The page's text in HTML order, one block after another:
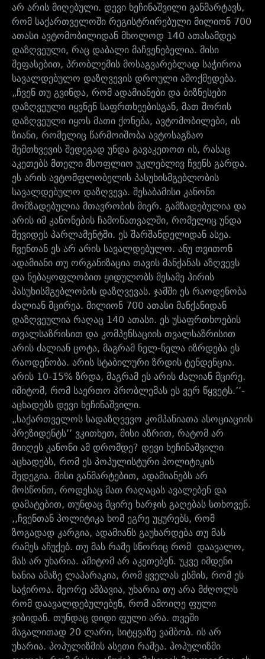
არ არის მიღებული. დევი ხეჩინაშვილი განმარტავს,
რომ საქართველოში რეგისტრირებული მილიონ 700
ათასი ავტომობილიდან მხოლოდ 140 ათასამდეა
დაზღვეული, რაც დაბალი მაჩვენებელია. მისი
შეფასებით, პრობლემის მოსაგვარებლად საჭიროა
სავალდებულო დაზღვევის დროული ამოქმედება.
„ჩვენ თუ გვინდა, რომ ადამიანები და ბიზნესები
დაზღვეული იყვნენ საფრთხეებისგან, მათ შორის
დაზღვეული იყოს მათი ქონება, ავტომობილები, ის
ზიანი, რომელიც წარმოიშობა ავტოსაგზაო
შემთხვევის შედეგად უნდა გავაკეთოთ ის, რასაც
აკეთებს მთელი მსოფლიო უკლებლივ ჩვენს გარდა.
ეს არის ავტომფლობელის პასუხისმგებლობის
სავალდებულო დაზღვევა. შესაბამისი კანონი
მომზადებულია მთავრობის მიერ. გამზადებულია და
არის იმ კანონების ჩამონათვალში, რომელიც უნდა
შევიდეს პარლამენტში. ეს შარშანდელიდან ასეა.
ჩვენთან ეს არ არის სავალდებულო. ანუ თვითონ
ადამიანი თუ ორგანიზაცია თავის მანქანას აზღვევს
და ნებაყოფლობით ყიდულობს მესამე პირის
პასუხისმგებლობის დაზღვევას. ჯამში ეს რაოდენობა
ძალიან მცირეა. მილიონ 700 ათასი მანქანიდან
დაზღვეულია რაღაც 140 ათასი. ეს უსაფრთხოების
თვალსაზრისით და კომპენსაციის თვალსაზრისით
არის ძალიან ცოტა, მაგრამ ნელ-ნელა იზრდება ეს
რაოდენობა. არის სტაბილური ზრდის ტენდენცია.
არის 10-15% ზრდა, მაგრამ ეს არის ძალიან მცირე.
იმიტომ, რომ საერთო პრობლემას ეს ვერ წყვეტს.’’-
აცხადებს დევი ხეჩინაშვილი.
„საქართველოს სადაზღვევო კომპანიათა ასოციაციის
პრეზიდენტს’’ ვკითხეთ, მისი აზრით, რატომ არ
მიიღეს კანონი ამ დრომდე? დევი ხეჩინაშვილი
აცხადებს, რომ ეს პოპულისტური პოლიტიკის
შედეგია. მისი განმარტებით, ადამიანებს არ
მოსწონთ, როდესაც მათ რაღაცას ავალებენ და
დამატებით, თუნდაც მცირე ხარჯის გაღებას სთხოვენ.
,,ჩვენთან პოლიტიკა ხომ ეგრე უყურებს, რომ
ზოგადად კარგია, ადამიანს გაუხარდება თუ მას
რამეს აჩუქებ. თუ მას რამე სწორიც რომ დაავალო,
მას არ უხარია. ამიტომ არ აკეთებენ. უკვე იმდენი
ხანია ამაზე ლაპარაკია, რომ ყველას ესმის, რომ ეს
საჭიროა. მეორე ამბავია, უხარია თუ არა მძღოლს
რომ დაავალდებულებენ, რომ ამოიღე ფული
ჯიბიდან. თუნდაც დიდი ფული არა. თვეში
მაგალითად 20 ლარი, სიტყვაზე ვამბობ. ის არ
უხარია. პოპულიზმის ასეთი რამეა. პოპულიზმი